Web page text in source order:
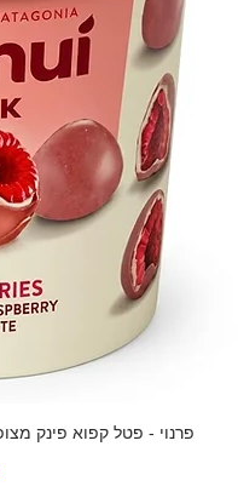
פרנוי - פטל קפוא פינק מצופה